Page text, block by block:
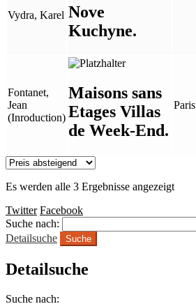
Vydra, Karel Nove
Kuchyne.
Fontanet,
Jean
(Inroduction)
Maisons sans
Etages Villas
de Week-End.
Paris
Es werden alle 3 Ergebnisse angezeigt
Twitter Facebook
Suche nach:
Detailsuche
Suche
Detailsuche
Suche nach: